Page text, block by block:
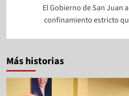
El Gobierno de San Juan
confinamiento estricto
Más historias